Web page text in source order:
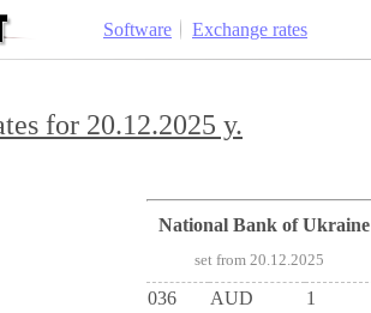
Software Exchange rates
for 20.12.2025 y.
National Bank of Ukraine
set from 20.12.2025
036 AUD 1